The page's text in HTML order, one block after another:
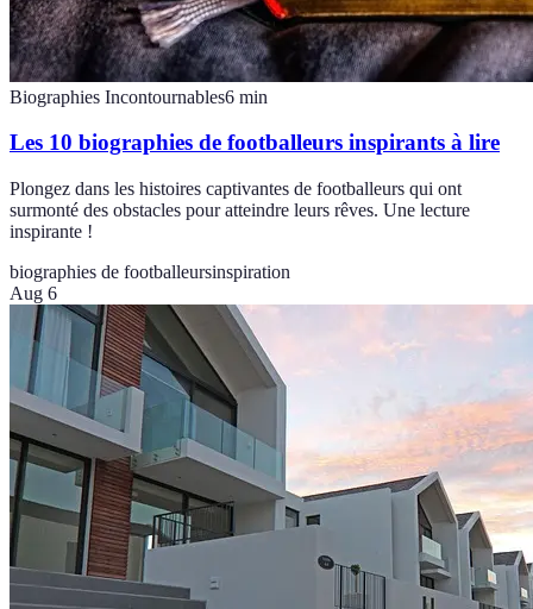
Biographies Incontournables6 min
Les 10 biographies de footballeurs inspirants à lire
Plongez dans les histoires captivantes de footballeurs qui ont
surmonté des obstacles pour atteindre leurs rêves. Une lecture
inspirante !
biographies de footballeursinspiration
Aug 6